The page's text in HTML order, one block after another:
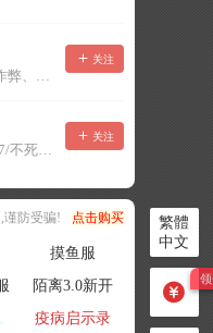
代表作：七日杀反作弊、七日杀云黑、七日杀BOT、七日杀云商城
关注
无限恐怖762251937/不死者末日1080207504
关注
谨防受骗! 点击购买
摸鱼服
陌离3.0新开
疫病启示录
繁體
中文